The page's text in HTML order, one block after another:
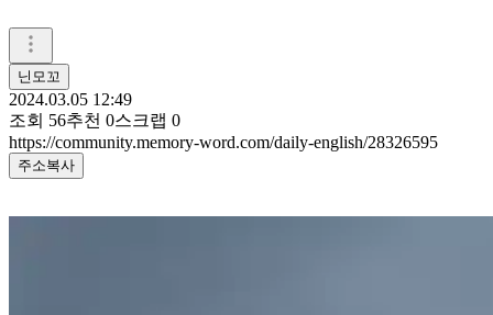
닌모꼬
2024.03.05 12:49
조회 56추천 0스크랩 0
https://community.memory-word.com/daily-english/28326595
주소복사